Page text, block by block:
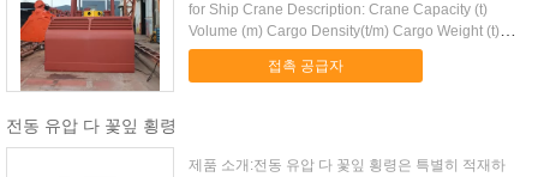
for Ship Crane Description: Crane Capacity (t)
Volume (m) Cargo Density(t/m) Cargo Weight (t)
Grab ...
접촉 공급자
전동 유압 다 꽃잎 횡령
제품 소개:전동 유압 다 꽃잎 횡령은 특별히 적재하